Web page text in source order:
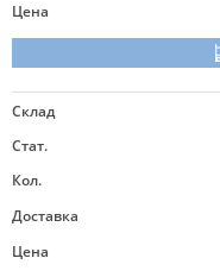
Цена
Склад
Стат.
Кол.
Доставка
Цена